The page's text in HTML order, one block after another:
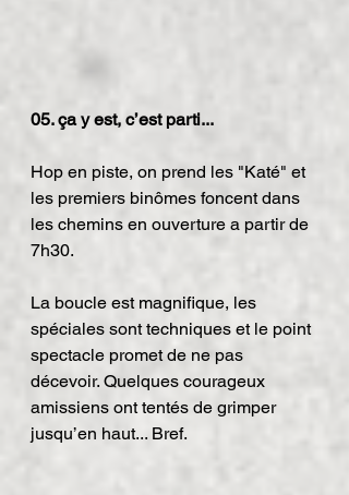
05. ça y est, c’est parti...
Hop en piste, on prend les "Katé" et
les premiers binômes foncent dans
les chemins en ouverture a partir de
7h30.
La boucle est magnifique, les
spéciales sont techniques et le point
spectacle promet de ne pas
décevoir. Quelques courageux
amissiens ont tentés de grimper
jusqu’en haut... Bref.